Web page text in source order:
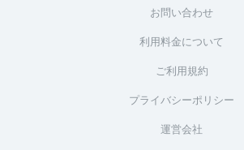
お問い合わせ
利用料金について
ご利用規約
プライバシーポリシー
運営会社